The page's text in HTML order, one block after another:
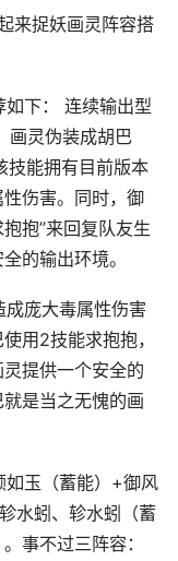
来捉妖画灵阵容搭
下： 连续输出型
画灵伪装成胡巴
技能拥有目前版本
伤害。同时，御
抱”来回复队友生
的输出环境。
庞大毒属性伤害
用2技能求抱抱，
提供一个安全的
是当之无愧的画
如玉（蓄能）+御风
水蚓、轸水蚓（蓄
事不过三阵容：